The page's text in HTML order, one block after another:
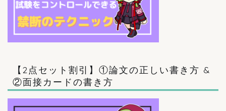
【2点セット割引】①論文の正しい書き方 &
②面接カードの書き方